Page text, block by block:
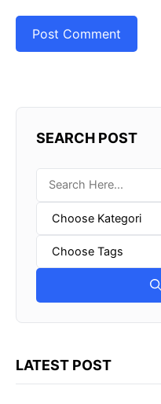
SEARCH POST
LATEST POST